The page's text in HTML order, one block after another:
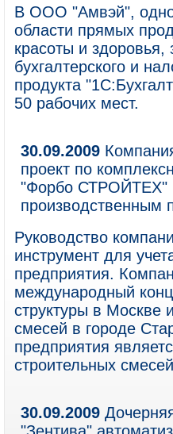
В ООО "Амвэй",
области прямых
красоты и здоровья,
бухгалтерского и
продукта
50 рабочих мест.
30.09.2009
проект по
"Форбо СТРОЙТЕХ"
производственным
Руководство
инструмент для
предприятия.
международный
структуры в Москве
смесей в городе
предприятия
строительных
30.09.2009